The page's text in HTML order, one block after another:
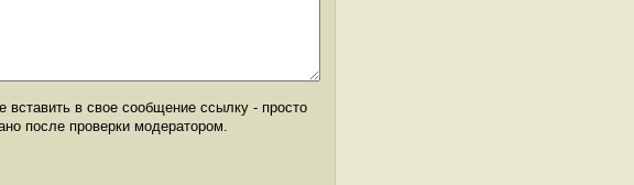
в свое сообщение ссылку - просто
после проверки модератором.